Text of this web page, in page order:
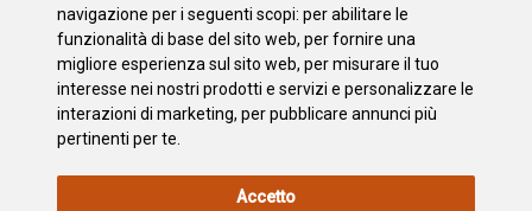
navigazione per i seguenti scopi: per abilitare le
funzionalità di base del sito web, per fornire una
migliore esperienza sul sito web, per misurare il tuo
interesse nei nostri prodotti e servizi e personalizzare le
interazioni di marketing, per pubblicare annunci più
pertinenti per te
Accetto
Carnevale di Puerto de la Cruz
Carnaval Internacional de Los Cristianos
Murgas del Carnaval
INFORMAZIONI
MAPPA